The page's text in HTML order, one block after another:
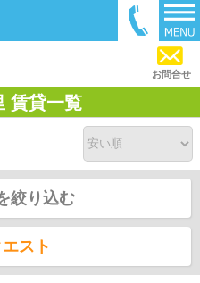
お問合せ
賃貸一覧
絞り込む
スト